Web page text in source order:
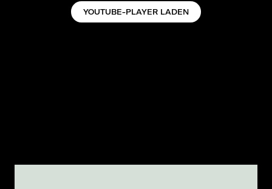
YOUTUBE-PLAYER LADEN